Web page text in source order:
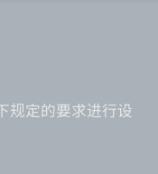
规定的要求进行设